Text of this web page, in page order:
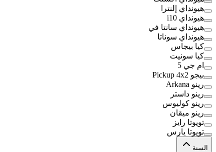
هيونداي إلنترا
هيونداي i10
هيونداي سانتا في
هيونداي سوناتا
كيا بيجاس
كيا سونيت
ام جي 5
بيجو Pickup 4x2
رينو Arkana
رينو داستر
رينو كوليوس
رينو ميقان
تويوتا رايز
تويوتا يارس
السنة